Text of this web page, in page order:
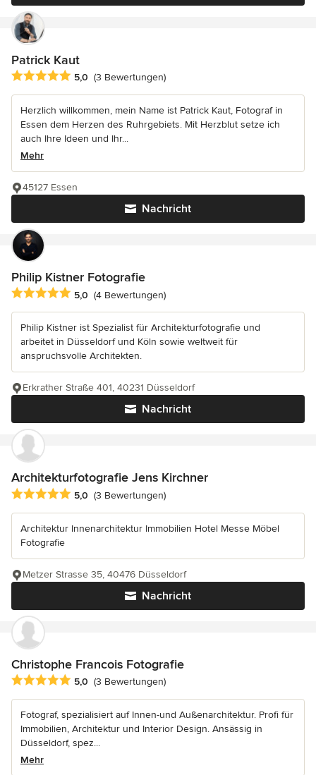
Patrick Kaut
Durchschnittliche Bewertung: 5 von 5 Sternen
5,0 (3 Bewertungen)
Herzlich willkommen, mein Name ist Patrick Kaut, Fotograf in
Essen dem Herzen des Ruhrgebiets. Mit Herzblut setze ich
auch Ihre Ideen und Ihr...
Mehr
Nachricht
45127 Essen
Philip Kistner Fotografie
Durchschnittliche Bewertung: 5 von 5 Sternen
5,0 (4 Bewertungen)
Philip Kistner ist Spezialist für Architekturfotografie und
arbeitet in Düsseldorf und Köln sowie weltweit für
anspruchsvolle Architekten.
Nachricht
Erkrather Straße 401, 40231 Düsseldorf
Architekturfotografie Jens Kirchner
Durchschnittliche Bewertung: 5 von 5 Sternen
5,0 (3 Bewertungen)
Architektur Innenarchitektur Immobilien Hotel Messe Möbel
Fotografie
Nachricht
Metzer Strasse 35, 40476 Düsseldorf
Christophe Francois Fotografie
Durchschnittliche Bewertung: 5 von 5 Sternen
5,0 (3 Bewertungen)
Fotograf, spezialisiert auf Innen-und Außenarchitektur. Profi für
Immobilien, Architektur und Interior Design. Ansässig in
Düsseldorf, spez...
Mehr